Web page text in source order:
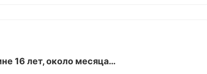
16 лет, около месяца…